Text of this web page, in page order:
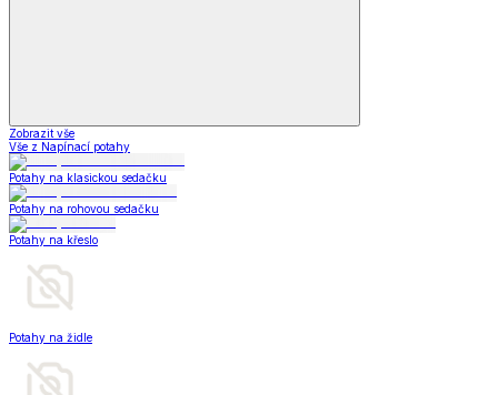
Zobrazit vše
Vše z Napínací potahy
Potahy na klasickou sedačku
Potahy na rohovou sedačku
Potahy na křeslo
Potahy na židle